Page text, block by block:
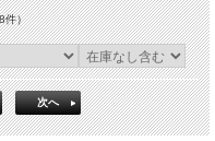
件）
次へ